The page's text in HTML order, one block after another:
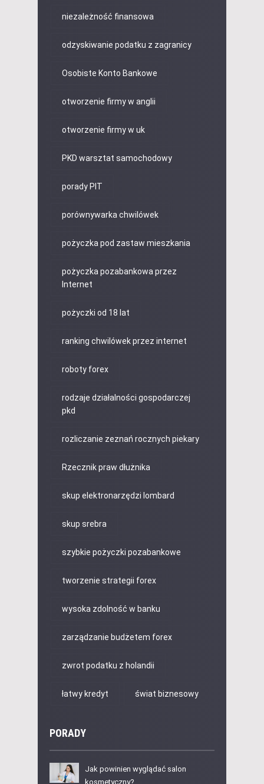
niezależność finansowa
odzyskiwanie podatku z zagranicy
Osobiste Konto Bankowe
otworzenie firmy w anglii
otworzenie firmy w uk
PKD warsztat samochodowy
porady PIT
porównywarka chwilówek
pożyczka pod zastaw mieszkania
pożyczka pozabankowa przez
Internet
pożyczki od 18 lat
ranking chwilówek przez internet
roboty forex
rodzaje działalności gospodarczej
pkd
rozliczanie zeznań rocznych piekary
Rzecznik praw dłużnika
skup elektronarzędzi lombard
skup srebra
szybkie pożyczki pozabankowe
tworzenie strategii forex
wysoka zdolność w banku
zarządzanie budżetem forex
zwrot podatku z holandii
łatwy kredyt świat biznesowy
PORADY
Jak powinien wyglądać salon
kosmetyczny?